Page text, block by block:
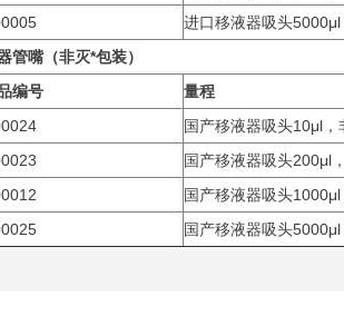
进口移液器吸头
管嘴（非灭*包装）
编号
量程
国产移液器吸头10μl
国产移液器吸头200μl
国产移液器吸头
国产移液器吸头